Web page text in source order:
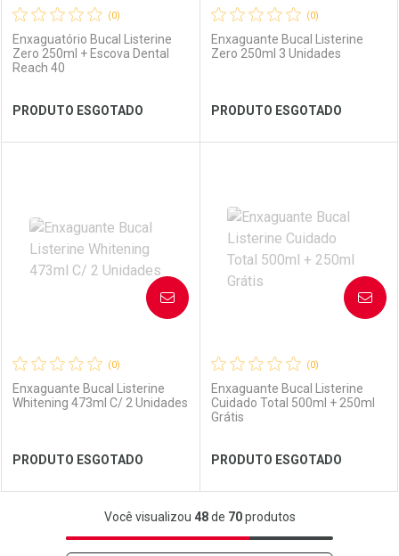
Ver Desconto Convênio Ver Desconto Convênio
(0)
Enxaguatório Bucal Listerine
Zero 250ml + Escova Dental
Reach 40
PRODUTO ESGOTADO
Laboratório
Ver Desconto Convênio
Por Menos
(0)
Enxaguante Bucal Listerine
Zero 250ml 3 Unidades
PRODUTO ESGOTADO
Laboratório
Ver Desconto Convênio
Por Menos
(0)
Enxaguante Bucal Listerine
Whitening 473ml C/ 2 Unidades
PRODUTO ESGOTADO
AVISE-ME
FECHAR
FECHAR
(0)
Enxaguante Bucal Listerine
Cuidado Total 500ml + 250ml
Grátis
PRODUTO ESGOTADO
AVISE-ME
Você visualizou 48de 70produtos